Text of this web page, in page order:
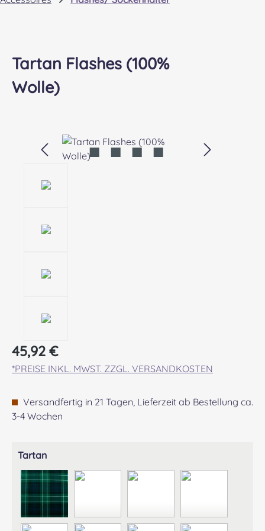
Tartan Flashes (100%
Wolle)
Bildergalerie überspringen
Regulärer Preis:
45,92 €
*PREISE INKL. MWST. ZZGL. VERSANDKOSTEN
Versandfertig in 21 Tagen, Lieferzeit ab Bestellung ca.
3-4 Wochen
Tartanauswählen
ABERCROMBIE MODERN
ABERDEEN MODERNAGNEW ANCIENTANDERSON